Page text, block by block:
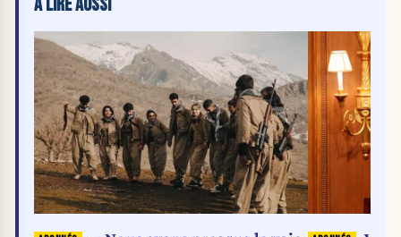
À LIRE AUSSI